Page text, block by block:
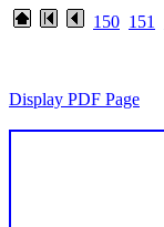
150 151
Display PDF Page